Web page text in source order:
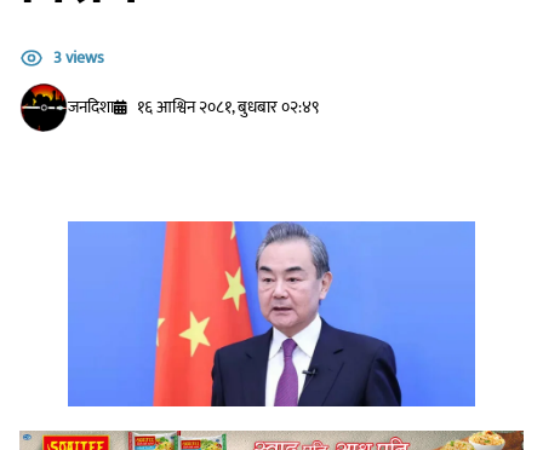
3 views
जनदिशा
१६ आश्विन २०८१, बुधबार ०२:४९